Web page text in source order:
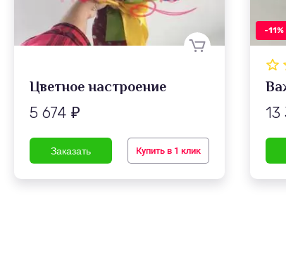
Цветное настроение
5 674 ₽
Купить в 1 клик
-11%
13